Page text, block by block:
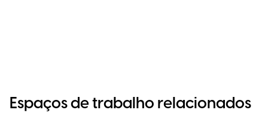
Espaços de trabalho relacionados